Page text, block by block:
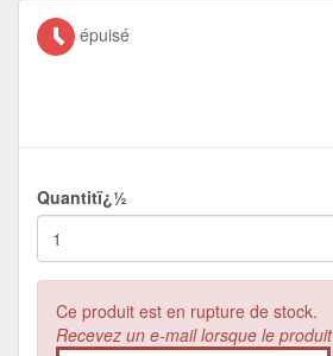
épuisé
Quantitï¿½
Ce produit est en rupture de stock.
Recevez un e-mail lorsque le